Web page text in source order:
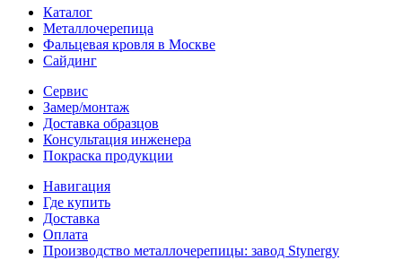
Каталог
Металлочерепица
Фальцевая кровля в Москве
Сайдинг
Сервис
Замер/монтаж
Доставка образцов
Консультация инженера
Покраска продукции
Навигация
Где купить
Доставка
Оплата
Производство металлочерепицы: завод Stynergy